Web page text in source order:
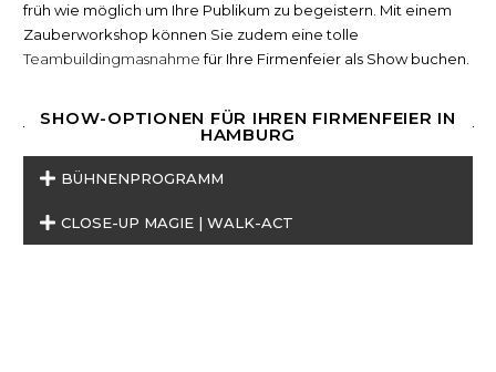
früh wie möglich um Ihre Publikum zu begeistern. Mit einem
Zauberworkshop können Sie zudem eine tolle
Teambuildingmasnahmefür Ihre Firmenfeier als Show buchen.
SHOW-OPTIONEN FÜR IHREN FIRMENFEIER IN
HAMBURG
BÜHNENPROGRAMM
CLOSE-UP MAGIE | WALK-ACT